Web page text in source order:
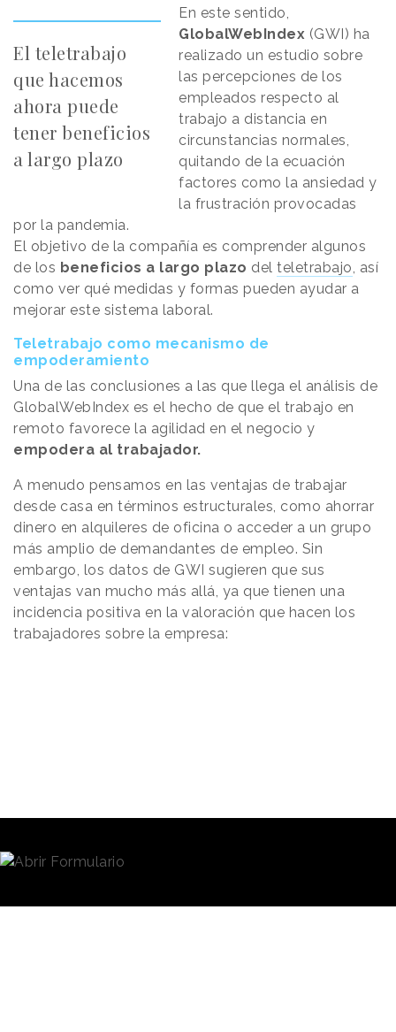
El teletrabajo
que hacemos
ahora puede
tener beneficios
a largo plazo
En este sentido,
GlobalWebIndex (GWI) ha
realizado un estudio sobre
las percepciones de los
empleados respecto al
trabajo a distancia en
circunstancias normales,
quitando de la ecuación
factores como la ansiedad y
la frustración provocadas
por la pandemia.
El objetivo de la compañía es comprender algunos
de los beneficios a largo plazo del teletrabajo , así
como ver qué medidas y formas pueden ayudar a
mejorar este sistema laboral.
Teletrabajo como mecanismo de
empoderamiento
Una de las conclusiones a las que llega el análisis de
GlobalWebIndex es el hecho de que el trabajo en
remoto favorece la agilidad en el negocio y
empodera al trabajador.
A menudo pensamos en las ventajas de trabajar
desde casa en términos estructurales, como ahorrar
dinero en alquileres de oficina o acceder a un grupo
más amplio de demandantes de empleo. Sin
embargo, los datos de GWI sugieren que sus
ventajas van mucho más allá, ya que tienen una
incidencia positiva en la valoración que hacen los
trabajadores sobre la empresa: